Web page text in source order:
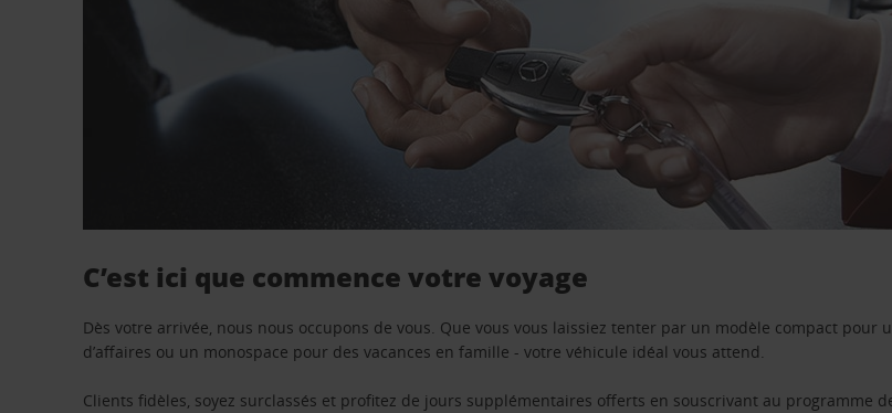
C’est ici que commence votre voyage
Dès votre arrivée, nous nous occupons de vous. Que vous vous laissiez tenter par un modèle compact
d’affaires ou un monospace pour des vacances en famille - votre véhicule idéal vous attend.
Clients fidèles, soyez surclassés et profitez de jours supplémentaires offerts en souscrivant au programme